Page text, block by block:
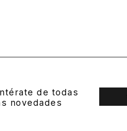
de todas
novedades